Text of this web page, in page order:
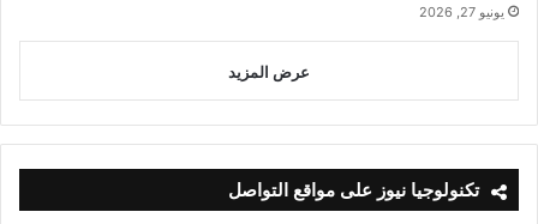
يونيو 27, 2026
عرض المزيد
تكنولوجيا نيوز على مواقع التواصل